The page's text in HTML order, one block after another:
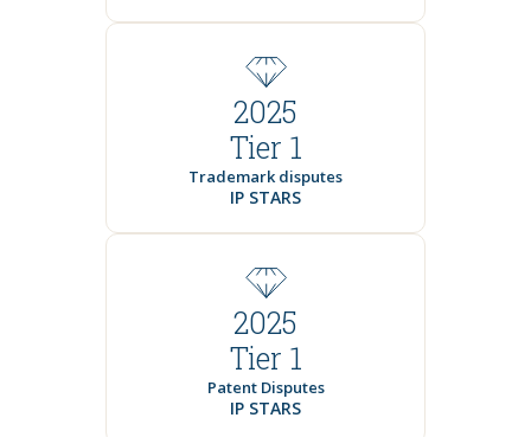
2025
Tier 1
Trademark disputes
IP STARS
2025
Tier 1
Patent Disputes
IP STARS